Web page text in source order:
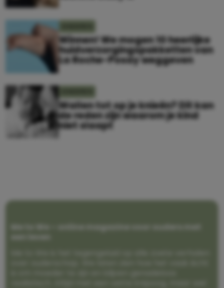
Winnen! We mogen 10 heerlijke
huidverzorgingspakketten van
La Roche-Posay weggeven
Wallen tot op je knieën? Dit kan
de reden zijn waarom je kind
niet slaapt
Me to We – online magazine voor ouders met